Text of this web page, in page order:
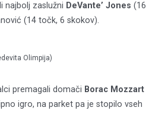
najbolj zaslužni DeVante’ Jones (16
(14 točk, 6 skokov).
Olimpija)
premagali domači Borac Mozzart
igro, na parket pa je stopilo vseh